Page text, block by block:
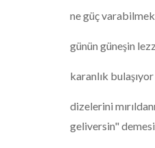
ne güç
günün güneşin
karanlık
dizelerini
geliversin"